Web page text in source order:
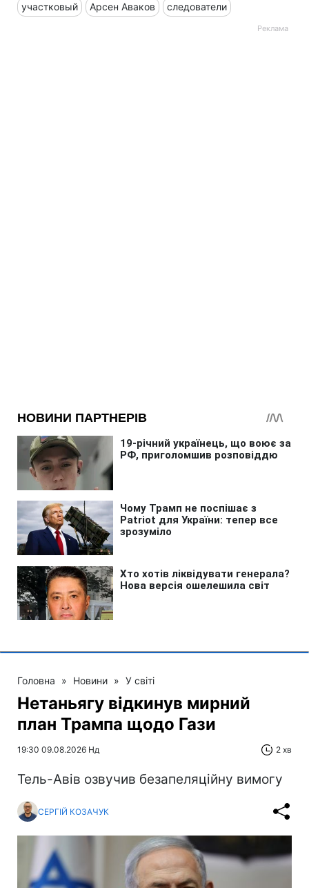
участковый Арсен Аваков следователи
Головна » Новини » У світі
Нетаньягу відкинув мирний
план Трампа щодо Гази
19:30 09.08.2026 Нд 2 хв
Тель-Авів озвучив безапеляційну вимогу
СЕРГІЙ КОЗАЧУК